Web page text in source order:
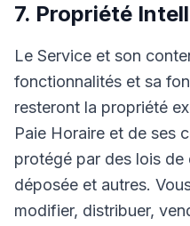
7. Propriété
Le Service et son
fonctionnalités et sa
resteront la propriété
Paie Horaire et de ses
protégé par des lois
déposée et autres.
modifier, distribuer,